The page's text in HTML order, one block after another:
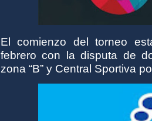
El comienzo del torneo
febrero con la disputa de
zona “B” y Central Sportiva